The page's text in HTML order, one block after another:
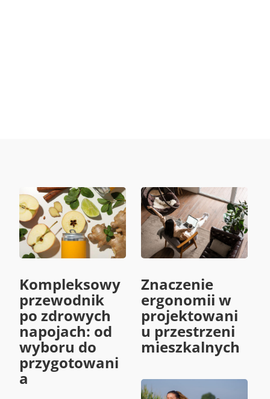
Kompleksowy
przewodnik
po zdrowych
napojach: od
wyboru do
przygotowani
a
Znaczenie
ergonomii w
projektowani
u przestrzeni
mieszkalnych